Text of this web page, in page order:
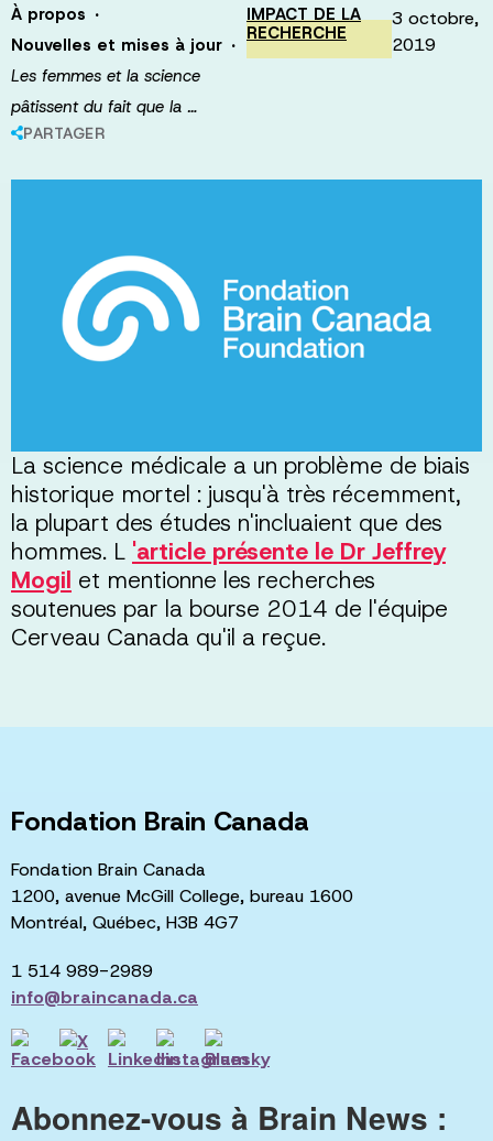
À propos ·
Nouvelles et mises à jour ·
Les femmes et la science
pâtissent du fait que la …
PARTAGER
IMPACT DE LA
RECHERCHE
3 octobre,
2019
La science médicale a un problème de biais
historique mortel : jusqu'à très récemment,
la plupart des études n'incluaient que des
hommes. L 'article présente le Dr Jeffrey
Mogil et mentionne les recherches
soutenues par la bourse 2014 de l'équipe
Cerveau Canada qu'il a reçue.
Fondation Brain Canada
Fondation Brain Canada
1200, avenue McGill College, bureau 1600
Montréal, Québec, H3B 4G7
1 514 989-2989
info@braincanada.ca
Abonnez-vous à Brain News :